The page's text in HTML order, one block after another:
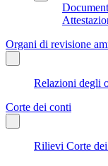
Organi di revisione
Relazioni degli
Corte dei conti
Rilievi Corte